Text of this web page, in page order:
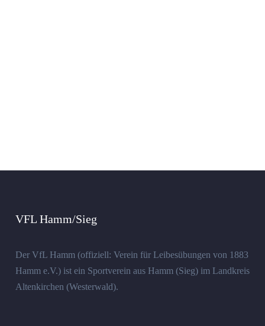
VFL Hamm/Sieg
Der VfL Hamm (offiziell: Verein für Leibesübungen von 1883
Hamm e.V.) ist ein Sportverein aus Hamm (Sieg) im Landkreis
Altenkirchen (Westerwald).